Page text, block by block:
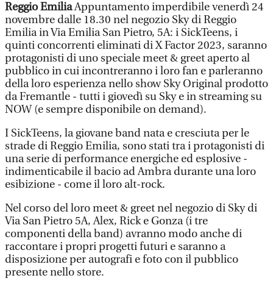
Reggio EmiliaAppuntamento imperdibile venerdì 24
novembre dalle 18.30 nel negozio Sky di Reggio
Emilia in Via Emilia San Pietro, 5A: i SickTeens, i
quinti concorrenti eliminati di X Factor 2023, saranno
protagonisti di uno speciale meet & greet aperto al
pubblico in cui incontreranno i loro fan e parleranno
della loro esperienza nello show Sky Original prodotto
da Fremantle - tutti i giovedì su Sky e in streaming su
NOW (e sempre disponibile on demand).
I SickTeens, la giovane band nata e cresciuta per le
strade di Reggio Emilia, sono stati tra i protagonisti di
una serie di performance energiche ed esplosive -
indimenticabile il bacio ad Ambra durante una loro
esibizione - come il loro alt-rock.
Nel corso del loro meet & greet nel negozio di Sky di
Via San Pietro 5A, Alex, Rick e Gonza (i tre
componenti della band) avranno modo anche di
raccontare i propri progetti futuri e saranno a
disposizione per autografi e foto con il pubblico
presente nello store.